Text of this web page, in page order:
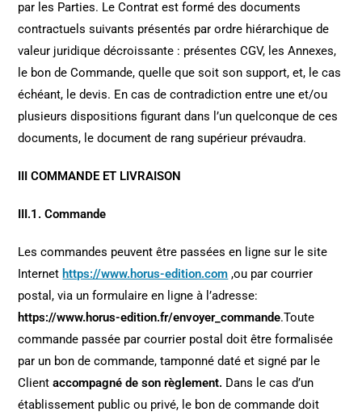
par les Parties. Le Contrat est formé des documents
contractuels suivants présentés par ordre hiérarchique de
valeur juridique décroissante : présentes CGV, les Annexes,
le bon de Commande, quelle que soit son support, et, le cas
échéant, le devis. En cas de contradiction entre une et/ou
plusieurs dispositions figurant dans l’un quelconque de ces
documents, le document de rang supérieur prévaudra.
III COMMANDE ET LIVRAISON
III.1. Commande
Les commandes peuvent être passées en ligne sur le site
Internet https://www.horus-edition.com ,ou par courrier
postal, via un formulaire en ligne à l’adresse:
https://www.horus-edition.fr/envoyer_commande.Toute
commande passée par courrier postal doit être formalisée
par un bon de commande, tamponné daté et signé par le
Clientaccompagné de son règlement. Dans le cas d’un
établissement public ou privé, le bon de commande doit